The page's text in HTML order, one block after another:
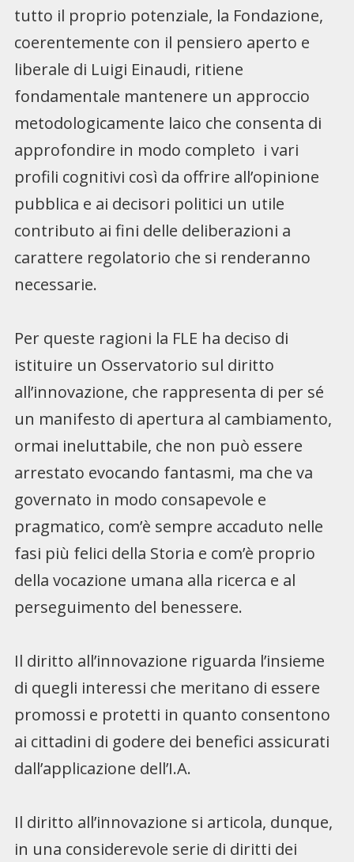
tutto il proprio potenziale, la Fondazione,
coerentemente con il pensiero aperto e
liberale di Luigi Einaudi, ritiene
fondamentale mantenere un approccio
metodologicamente laico che consenta di
approfondire in modo completo i vari
profili cognitivi così da offrire all’opinione
pubblica e ai decisori politici un utile
contributo ai fini delle deliberazioni a
carattere regolatorio che si renderanno
necessarie.
Per queste ragioni la FLE ha deciso di
istituire un Osservatorio sul diritto
all’innovazione, che rappresenta di per sé
un manifesto di apertura al cambiamento,
ormai ineluttabile, che non può essere
arrestato evocando fantasmi, ma che va
governato in modo consapevole e
pragmatico, com’è sempre accaduto nelle
fasi più felici della Storia e com’è proprio
della vocazione umana alla ricerca e al
perseguimento del benessere.
Il diritto all’innovazione riguarda l’insieme
di quegli interessi che meritano di essere
promossi e protetti in quanto consentono
ai cittadini di godere dei benefici assicurati
dall’applicazione dell’I.A.
Il diritto all’innovazione si articola, dunque,
in una considerevole serie di diritti dei